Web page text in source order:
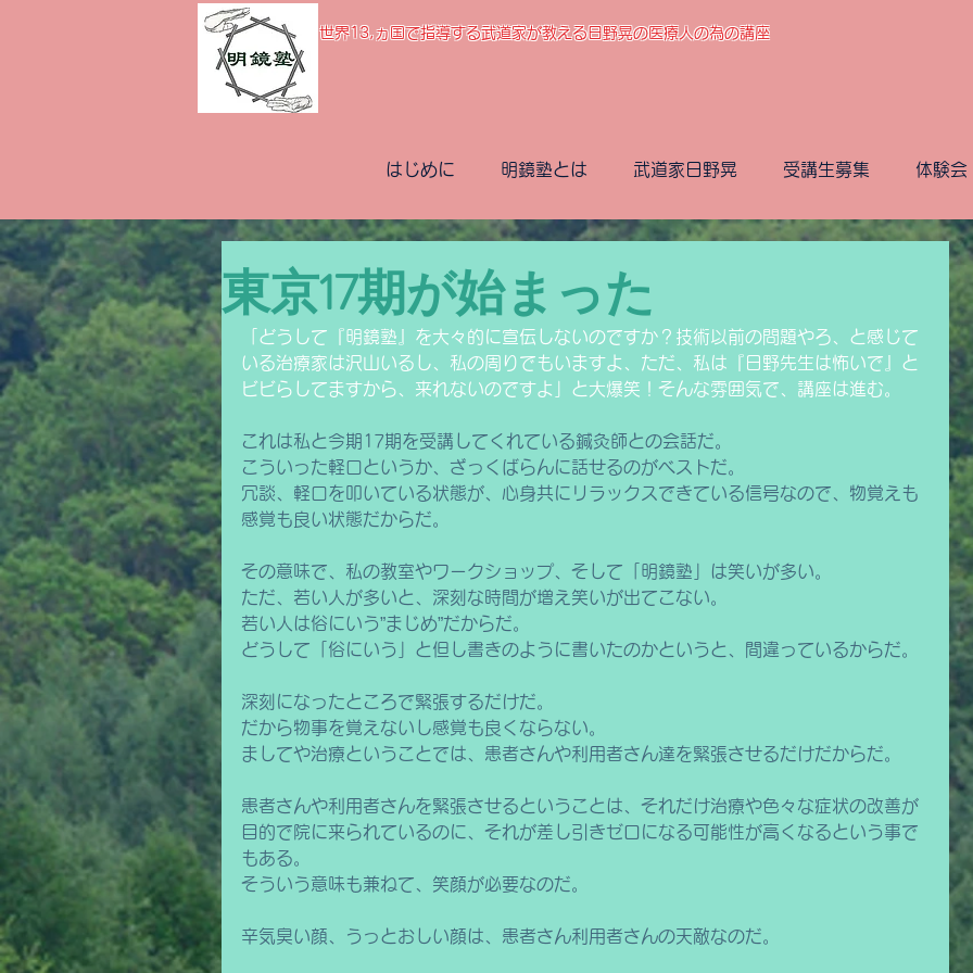
世界13,ヵ国で指導する武道家が教える日野晃の医療人の為の講座
はじめに 明鏡塾とは 武道家日野晃 受講生募集 体験会
東京17期が始まった
「どうして『明鏡塾』を大々的に宣伝しないのですか？技術以前の問題やろ、と感じて
いる治療家は沢山いるし、私の周りでもいますよ、ただ、私は『日野先生は怖いで』と
ビビらしてますから、来れないのですよ」と大爆笑！そんな雰囲気で、講座は進む。
これは私と今期17期を受講してくれている鍼灸師との会話だ。
こういった軽口というか、ざっくばらんに話せるのがベストだ。
冗談、軽口を叩いている状態が、心身共にリラックスできている信号なので、物覚えも
感覚も良い状態だからだ。
その意味で、私の教室やワークショップ、そして「明鏡塾」は笑いが多い。
ただ、若い人が多いと、深刻な時間が増え笑いが出てこない。
若い人は俗にいう”まじめ”だからだ。
どうして「俗にいう」と但し書きのように書いたのかというと、間違っているからだ。
深刻になったところで緊張するだけだ。
だから物事を覚えないし感覚も良くならない。
ましてや治療ということでは、患者さんや利用者さん達を緊張させるだけだからだ。
患者さんや利用者さんを緊張させるということは、それだけ治療や色々な症状の改善が
目的で院に来られているのに、それが差し引きゼロになる可能性が高くなるという事で
もある。
そういう意味も兼ねて、笑顔が必要なのだ。
辛気臭い顔、うっとおしい顔は、患者さん利用者さんの天敵なのだ。